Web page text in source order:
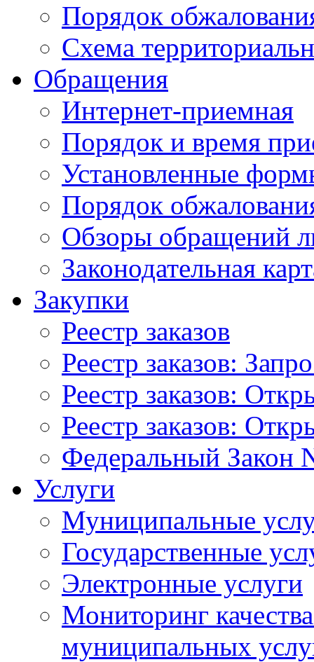
Порядок
Схема
Обращения
Интернет-приемная
Порядок и время
Установленные
Порядок
Обзоры обращений
Законодательная
Закупки
Реестр заказов
Реестр заказов:
Реестр заказов:
Реестр заказов:
Федеральный Закон
Услуги
Муниципальные
Государственные
Электронные услуги
Мониторинг
муниципальных